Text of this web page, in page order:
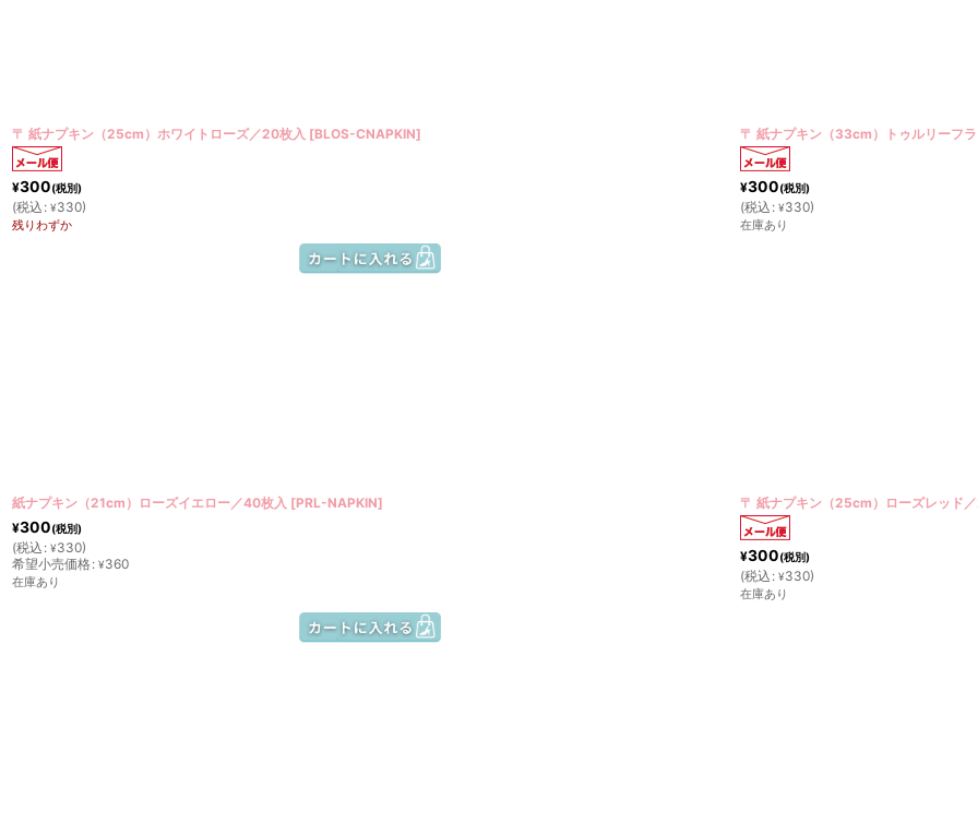
〒 紙ナプキン（25cm）ホワイトローズ／20枚入 [BLOS-CNAPKIN]
¥300(税別)
(税込 : ¥330)
残りわずか
〒 紙ナプキン（33cm）トゥルリーフ
¥300(税別)
(税込 : ¥330)
在庫あり
紙ナプキン（21cm）ローズイエロー／40枚入 [PRL-NAPKIN]
¥300(税別)
(税込 : ¥330)
希望小売価格: ¥360
在庫あり
〒 紙ナプキン（25cm）ローズレッド
¥300(税別)
(税込 : ¥330)
在庫あり